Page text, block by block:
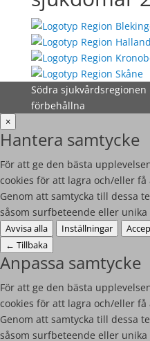
Södra
förbehållna
×
Hantera samtycke
För att ge den bästa
cookies för att lagra och/eller
Genom att samtycka till dessa
såsom surfbeteende eller
Avvisa alla Inställningar
← Tillbaka
Anpassa samtycke
För att ge den bästa
cookies för att lagra och/eller
Genom att samtycka till dessa
såsom surfbeteende eller